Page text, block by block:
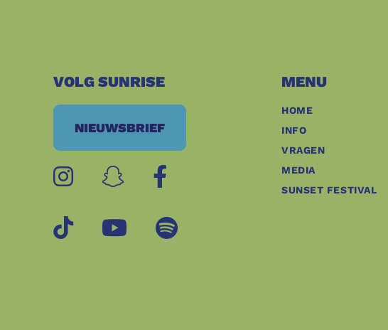
VOLG SUNRISE
NIEUWSBRIEF
MENU
HOME
INFO
VRAGEN
MEDIA
SUNSET FESTIVAL